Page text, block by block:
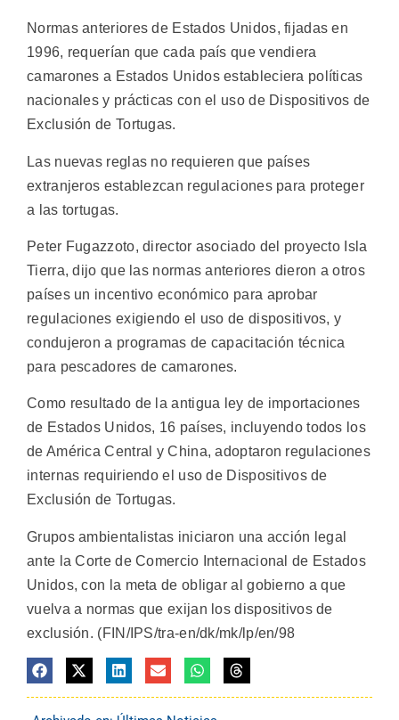
Normas anteriores de Estados Unidos, fijadas en
1996, requerían que cada país que vendiera
camarones a Estados Unidos estableciera políticas
nacionales y prácticas con el uso de Dispositivos de
Exclusión de Tortugas.
Las nuevas reglas no requieren que países
extranjeros establezcan regulaciones para proteger
a las tortugas.
Peter Fugazzoto, director asociado del proyecto Isla
Tierra, dijo que las normas anteriores dieron a otros
países un incentivo económico para aprobar
regulaciones exigiendo el uso de dispositivos, y
condujeron a programas de capacitación técnica
para pescadores de camarones.
Como resultado de la antigua ley de importaciones
de Estados Unidos, 16 países, incluyendo todos los
de América Central y China, adoptaron regulaciones
internas requiriendo el uso de Dispositivos de
Exclusión de Tortugas.
Grupos ambientalistas iniciaron una acción legal
ante la Corte de Comercio Internacional de Estados
Unidos, con la meta de obligar al gobierno a que
vuelva a normas que exijan los dispositivos de
exclusión. (FIN/IPS/tra-en/dk/mk/lp/en/98